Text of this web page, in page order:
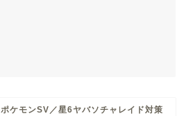
ポケモンSV／星6ヤバソチャレイド対策